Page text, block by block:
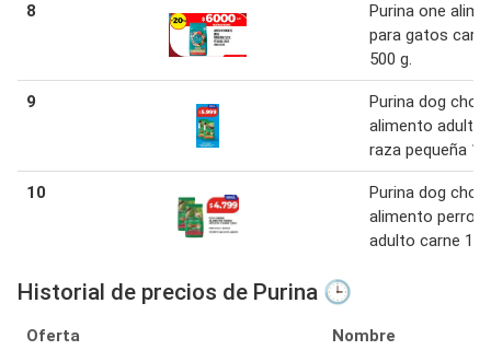
8
Purina one
para gatos
500 g.
9
Purina dog chow
alimento adulto
raza pequeña
10
Purina dog chow
alimento perro
adulto carne 1,5
Historial de precios de Purina 🕒
Oferta Nombre